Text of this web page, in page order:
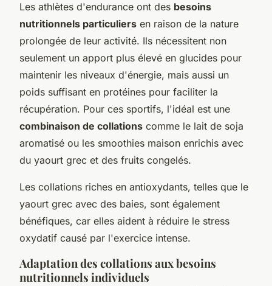
Les athlètes d'endurance ont des besoins
nutritionnels particuliers en raison de la nature
prolongée de leur activité. Ils nécessitent non
seulement un apport plus élevé en glucides pour
maintenir les niveaux d'énergie, mais aussi un
poids suffisant en protéines pour faciliter la
récupération. Pour ces sportifs, l'idéal est une
combinaison de collations comme le lait de soja
aromatisé ou les smoothies maison enrichis avec
du yaourt grec et des fruits congelés.
Les collations riches en antioxydants, telles que le
yaourt grec avec des baies, sont également
bénéfiques, car elles aident à réduire le stress
oxydatif causé par l'exercice intense.
Adaptation des collations aux besoins
nutritionnels individuels